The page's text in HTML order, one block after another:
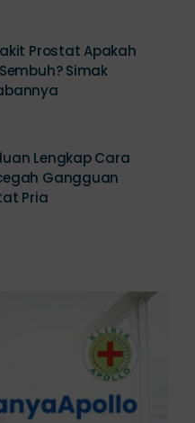
Prostat Apakah
Simak
Lengkap Cara
Gangguan
Pria